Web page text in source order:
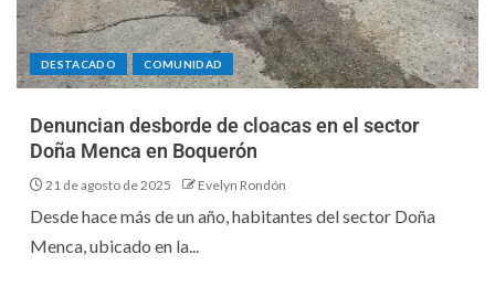
DESTACADO COMUNIDAD
Denuncian desborde de cloacas en el sector
Doña Menca en Boquerón
21 de agosto de 2025 Evelyn Rondón
Desde hace más de un año, habitantes del sector Doña
Menca, ubicado en la...